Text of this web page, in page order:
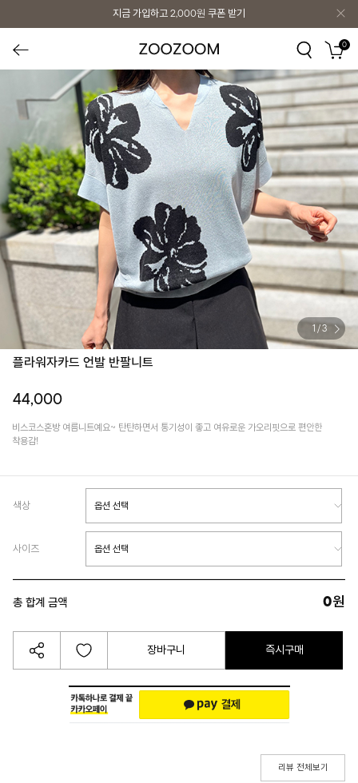
지금 가입하고 2,000원 쿠폰 받기
0
/ 3
플라워자카드 언발 반팔니트
44,000
비스코스혼방 여름니트예요~ 탄탄하면서 통기성이 좋고 여유로운 가오리핏으로 편안한
착용감!
색상
사이즈
총 합계 금액 0원
장바구니 즉시구매
리뷰 전체보기